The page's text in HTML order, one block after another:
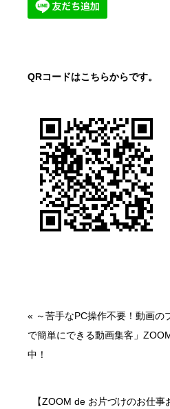
QRコードはこちらからです。
« ～苦手なPC操作不要！動画の
で簡単にできる動画集客」
中！
【ZOOM de お片づけのお仕